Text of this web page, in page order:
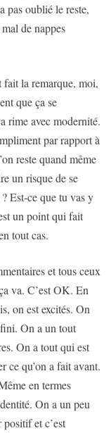
pas oublié le reste,
de nappes
fait la remarque, moi,
que ça se
rime avec modernité.
par rapport à
reste quand même
un risque de se
Est-ce que tu vas y
un point qui fait
tout cas.
et tous ceux
va. C’est OK. En
on est excités. On
On a un tout
On a tout qui est
ce qu’on a fait avant.
en termes
On a un peu
et c’est